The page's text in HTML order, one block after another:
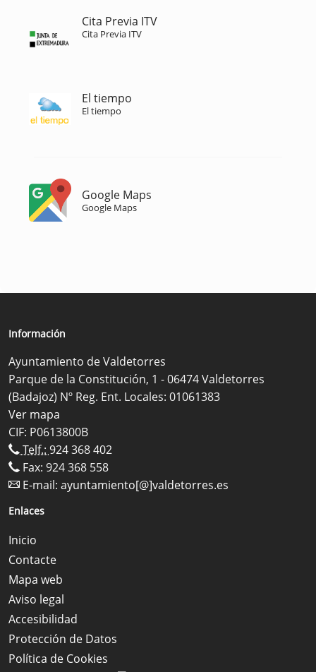
Cita Previa ITV
Cita Previa ITV
El tiempo
El tiempo
Google Maps
Google Maps
Información
Ayuntamiento de Valdetorres
Parque de la Constitución, 1 - 06474 Valdetorres
(Badajoz) Nº Reg. Ent. Locales: 01061383
Ver mapa
CIF: P0613800B
Telf.: 924 368 402
Fax: 924 368 558
E-mail: ayuntamiento[@]valdetorres.es
Enlaces
Inicio
Contacte
Mapa web
Aviso legal
Accesibilidad
Protección de Datos
Política de Cookies